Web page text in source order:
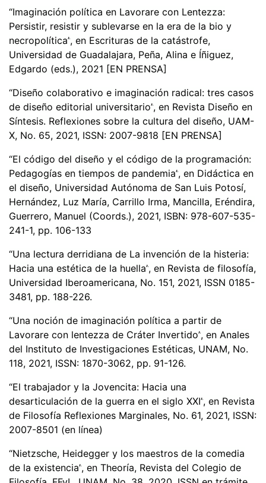
“Imaginación política en Lavorare con Lentezza:
Persistir, resistir y sublevarse en la era de la bio y
necropolítica”, en Escrituras de la catástrofe,
Universidad de Guadalajara, Peña, Alina e Íñiguez,
Edgardo (eds.), 2021 [EN PRENSA]
“Diseño colaborativo e imaginación radical: tres casos
de diseño editorial universitario”, en Revista Diseño en
Síntesis. Reflexiones sobre la cultura del diseño, UAM-
X, No. 65, 2021, ISSN: 2007-9818 [EN PRENSA]
“El código del diseño y el código de la programación:
Pedagogías en tiempos de pandemia”, en Didáctica en
el diseño, Universidad Autónoma de San Luis Potosí,
Hernández, Luz María, Carrillo Irma, Mancilla, Eréndira,
Guerrero, Manuel (Coords.), 2021, ISBN: 978-607-535-
241-1, pp. 106-133
“Una lectura derridiana de La invención de la histeria:
Hacia una estética de la huella”, en Revista de filosofía,
Universidad Iberoamericana, No. 151, 2021, ISSN 0185-
3481, pp. 188-226.
“Una noción de imaginación política a partir de
Lavorare con lentezza de Cráter Invertido”, en Anales
del Instituto de Investigaciones Estéticas, UNAM, No.
118, 2021, ISSN: 1870-3062, pp. 91-126.
“El trabajador y la Jovencita: Hacia una
desarticulación de la guerra en el siglo XXI”, en Revista
de Filosofía Reflexiones Marginales, No. 61, 2021, ISSN:
2007-8501 (en línea)
“Nietzsche, Heidegger y los maestros de la comedia
de la existencia”, en Theoría, Revista del Colegio de